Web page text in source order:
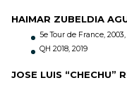
HAIMAR ZUBELDIA
5e Tour de France, 2003,
QH 2018, 2019
JOSE LUIS “CHECHU”